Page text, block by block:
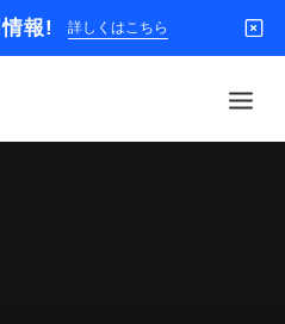
報! 詳しくはこちら